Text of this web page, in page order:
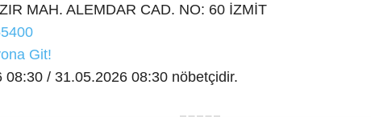
MAH. ALEMDAR CAD. NO: 60 İZMİT
Git!
08:30 / 31.05.2026 08:30 nöbetçidir.